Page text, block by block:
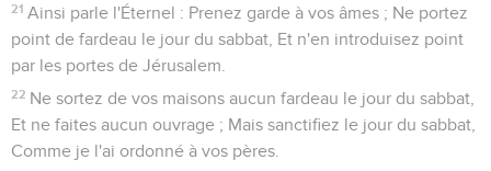
21 Ainsi parle l'Éternel : Prenez garde à vos âmes ; Ne portez
point de fardeau le jour du sabbat, Et n'en introduisez point
par les portes de Jérusalem.
22 Ne sortez de vos maisons aucun fardeau le jour du sabbat,
Et ne faites aucun ouvrage ; Mais sanctifiez le jour du sabbat,
Comme je l'ai ordonné à vos pères.